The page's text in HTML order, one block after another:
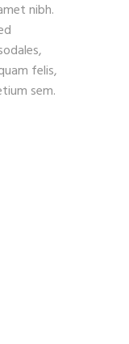
nibh.
felis,
sem.